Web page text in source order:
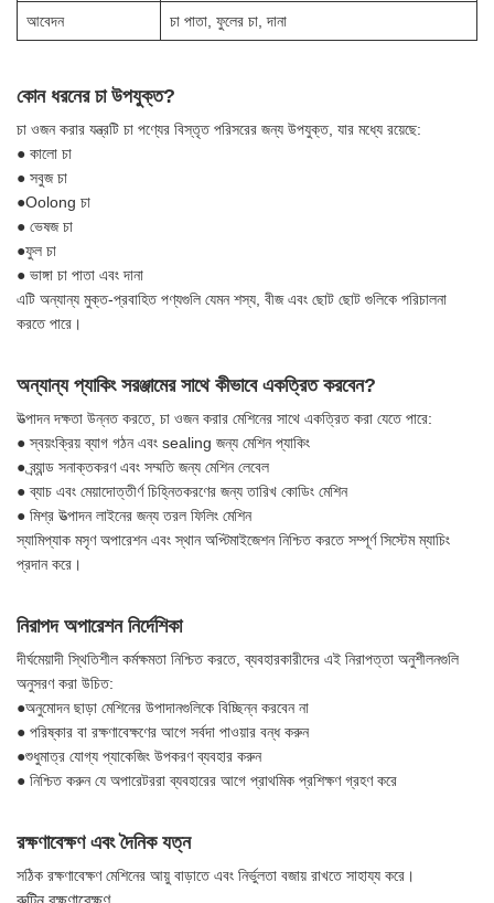
আবেদন চা পাতা, ফুলের চা, দানা
কোন ধরনের চা উপযুক্ত?
চা ওজন করার যন্ত্রটি চা পণ্যের বিস্তৃত পরিসরের জন্য উপযুক্ত, যার মধ্যে রয়েছে:
● কালো চা
● সবুজ চা
●Oolong চা
● ভেষজ চা
●ফুল চা
● ভাঙ্গা চা পাতা এবং দানা
এটি অন্যান্য মুক্ত-প্রবাহিত পণ্যগুলি যেমন শস্য, বীজ এবং ছোট ছোট গুলিকে পরিচালনা
করতে পারে।
অন্যান্য প্যাকিং সরঞ্জামের সাথে কীভাবে একত্রিত করবেন?
উত্পাদন দক্ষতা উন্নত করতে, চা ওজন করার মেশিনের সাথে একত্রিত করা যেতে পারে:
● স্বয়ংক্রিয় ব্যাগ গঠন এবং sealing জন্য মেশিন প্যাকিং
● ব্র্যান্ড সনাক্তকরণ এবং সম্মতি জন্য মেশিন লেবেল
● ব্যাচ এবং মেয়াদোত্তীর্ণ চিহ্নিতকরণের জন্য তারিখ কোডিং মেশিন
● মিশ্র উত্পাদন লাইনের জন্য তরল ফিলিং মেশিন
স্যামিপ্যাক মসৃণ অপারেশন এবং স্থান অপ্টিমাইজেশন নিশ্চিত করতে সম্পূর্ণ সিস্টেম ম্যাচিং
প্রদান করে।
নিরাপদ অপারেশন নির্দেশিকা
দীর্ঘমেয়াদী স্থিতিশীল কর্মক্ষমতা নিশ্চিত করতে, ব্যবহারকারীদের এই নিরাপত্তা অনুশীলনগুলি
অনুসরণ করা উচিত:
●অনুমোদন ছাড়া মেশিনের উপাদানগুলিকে বিচ্ছিন্ন করবেন না
● পরিষ্কার বা রক্ষণাবেক্ষণের আগে সর্বদা পাওয়ার বন্ধ করুন
●শুধুমাত্র যোগ্য প্যাকেজিং উপকরণ ব্যবহার করুন
● নিশ্চিত করুন যে অপারেটররা ব্যবহারের আগে প্রাথমিক প্রশিক্ষণ গ্রহণ করে
রক্ষণাবেক্ষণ এবং দৈনিক যত্ন
সঠিক রক্ষণাবেক্ষণ মেশিনের আয়ু বাড়াতে এবং নির্ভুলতা বজায় রাখতে সাহায্য করে।